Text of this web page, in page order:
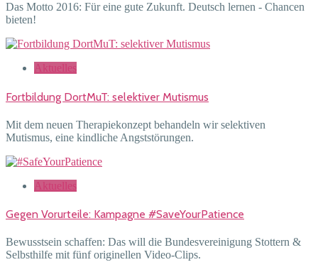
Das Motto 2016: Für eine gute Zukunft. Deutsch lernen - Chancen
bieten!
Aktuelles
Fortbildung DortMuT: selektiver Mutismus
Mit dem neuen Therapiekonzept behandeln wir selektiven
Mutismus, eine kindliche Angststörungen.
Aktuelles
Gegen Vorurteile: Kampagne #SaveYourPatience
Bewusstsein schaffen: Das will die Bundesvereinigung Stottern &
Selbsthilfe mit fünf originellen Video-Clips.